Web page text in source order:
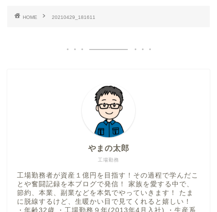
HOME 20210429_181611
工場勤務
やまの太郎
工場勤務者が資産１億円を目指す！その過程で学んだこ
とや奮闘記録を本ブログで発信！ 家族を愛する中で、
節約、本業、副業などを本気でやっていきます！ たま
に脱線するけど、生暖かい目で見てくれると嬉しい！
・年齢32歳 ・工場勤務９年(2013年4月入社) ・生産系